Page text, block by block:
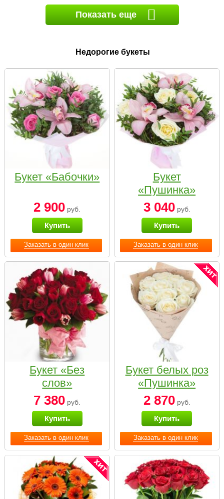
Показать еще
Недорогие букеты
Заказать в один клик
Букет «Бабочки»
2 900 руб.
Купить
Заказать в один клик
Букет
«Пушинка»
3 040руб.
Купить
Заказать в один клик
Букет «Без
слов»
7 380 руб.
Купить
Заказать в один клик
Букет белых роз
«Пушинка»
2 870руб.
Купить